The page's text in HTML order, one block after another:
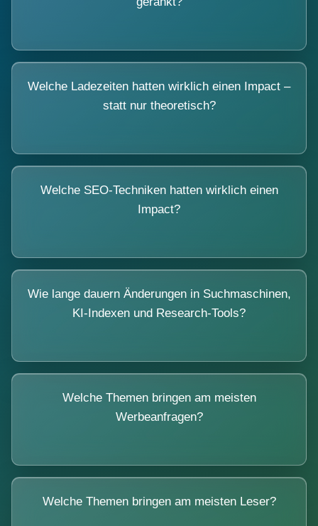
Welche Ladezeiten hatten wirklich einen Impact –
statt nur theoretisch?
Welche SEO-Techniken hatten wirklich einen
Impact?
Wie lange dauern Änderungen in Suchmaschinen,
KI-Indexen und Research-Tools?
Welche Themen bringen am meisten
Werbeanfragen?
Welche Themen bringen am meisten Leser?